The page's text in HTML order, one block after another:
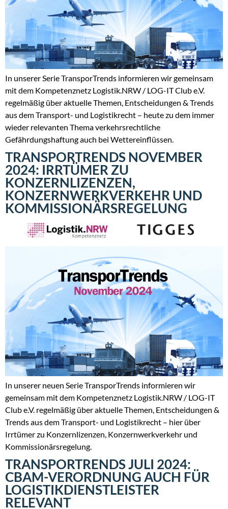
In unserer Serie TransporTrends informieren wir gemeinsam
mit dem Kompetenznetz Logistik.NRW / LOG-IT Club e.V.
regelmäßig über aktuelle Themen, Entscheidungen & Trends
aus dem Transport- und Logistikrecht – heute zu dem immer
wieder relevanten Thema verkehrsrechtliche
Gefährdungshaftung auch bei Wettereinflüssen.
TRANSPORTRENDS NOVEMBER
2024: IRRTÜMER ZU
KONZERNLIZENZEN,
KONZERNWERKVERKEHR UND
KOMMISSIONÄRSREGELUNG
In unserer neuen Serie TransporTrends informieren wir
gemeinsam mit dem Kompetenznetz Logistik.NRW / LOG-IT
Club e.V. regelmäßig über aktuelle Themen, Entscheidungen &
Trends aus dem Transport- und Logistikrecht – hier über
Irrtümer zu Konzernlizenzen, Konzernwerkverkehr und
Kommissionärsregelung.
TRANSPORTRENDS JULI 2024:
CBAM-VERORDNUNG AUCH FÜR
LOGISTIKDIENSTLEISTER
RELEVANT